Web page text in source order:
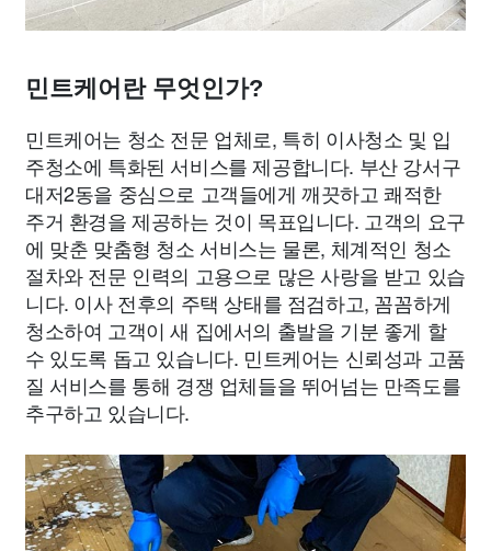
민트케어란 무엇인가?
민트케어는 청소 전문 업체로, 특히 이사청소 및 입
주청소에 특화된 서비스를 제공합니다. 부산 강서구
대저2동을 중심으로 고객들에게 깨끗하고 쾌적한
주거 환경을 제공하는 것이 목표입니다. 고객의 요구
에 맞춘 맞춤형 청소 서비스는 물론, 체계적인 청소
절차와 전문 인력의 고용으로 많은 사랑을 받고 있습
니다. 이사 전후의 주택 상태를 점검하고, 꼼꼼하게
청소하여 고객이 새 집에서의 출발을 기분 좋게 할
수 있도록 돕고 있습니다. 민트케어는 신뢰성과 고품
질 서비스를 통해 경쟁 업체들을 뛰어넘는 만족도를
추구하고 있습니다.